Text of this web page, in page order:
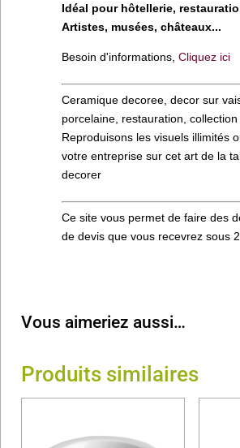
Idéal pour hôtellerie,
Artistes, musées, châteaux...
Besoin d'informations, Cliquez ici
Ceramique decoree, decor sur
porcelaine, restauration,
Reproduisons les visuels illimités
votre entreprise sur cet art de la
decorer
Ce site vous permet de faire des
de devis que vous recevrez sous
Vous aimeriez aussi…
Produits similaires